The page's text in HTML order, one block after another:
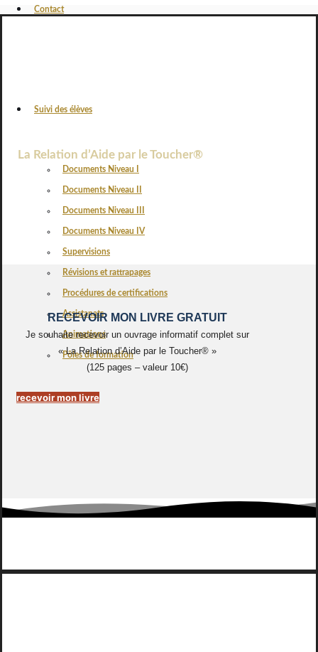
Contact
Suivi des élèves
Documents Niveau I
Documents Niveau II
Documents Niveau III
Documents Niveau IV
Supervisions
Révisions et rattrapages
Procédures de certifications
Assistanats
Animations
Pôles de formation
La Relation d’Aide par le Toucher®
RECEVOIR MON LIVRE GRATUIT
Je souhaite recevoir un ouvrage informatif complet sur
« La Relation d’Aide par le Toucher® »
(125 pages – valeur 10€)
recevoir mon livre